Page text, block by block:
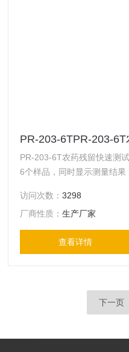
PR-203-6TPR-203-
PR-203-6T农药残留快速测
6个样品，同时显示测量结果 监控网络信息功能*，包括测量数
打印等功能。可有效实施远程监控管理。
和内置高容量电池，可装备
等现场使用。
访问次数：3298
厂商性质：生产厂家
查看详情
下一页